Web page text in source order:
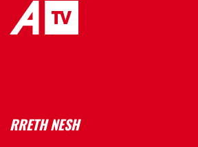
RRETH NESH